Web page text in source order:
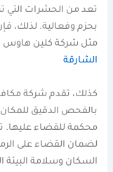
تعد من الحشرات التي
بحزم وفعالية. لذلك،
مثل شركة كلين هاوس
الشارقة
كذلك، تقدم شركة
بالفحص الدقيق
محكمة للقضاء عليها.
لضمان القضاء على
السكان وسلامة البيئة